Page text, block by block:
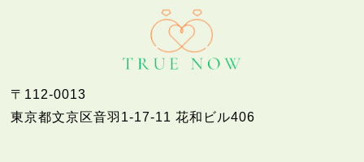
〒112-0013
東京都文京区音羽1-17-11 花和ビル406